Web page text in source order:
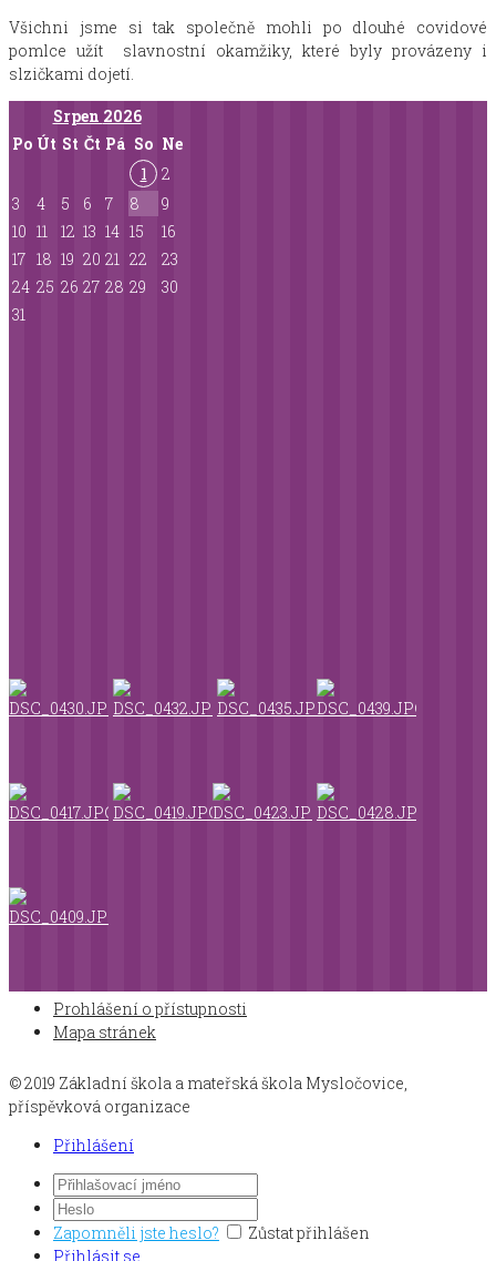
Všichni jsme si tak společně mohli po dlouhé covidové
pomlce užít slavnostní okamžiky, které byly provázeny i
slzičkami dojetí.
Srpen 2026
Po Út St Čt Pá So Ne
1
2
3
4 5 6 7 8
9
10 11 12 13 14 15
16
17 18 19 20 21 22
23
24 25 26 27 28 29
30
31
Prohlášení o přístupnosti
Mapa stránek
© 2019 Základní škola a mateřská škola Mysločovice,
příspěvková organizace
Přihlášení
Zapomněli jste heslo?
Zůstat přihlášen
Přihlásit se